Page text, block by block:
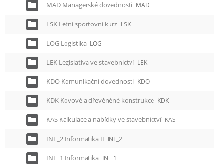
MAD Managerské dovednosti MAD
LSK Letní sportovní kurz LSK
LOG Logistika LOG
LEK Legislativa ve stavebnictví LEK
KDO Komunikační dovednosti KDO
KDK Kovové a dřevěnéné konstrukce KDK
KAS Kalkulace a nabídky ve stavebnictví KAS
INF_2 Informatika II INF_2
INF_1 Informatika INF_1